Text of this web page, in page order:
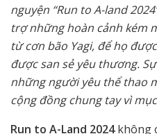
nguyện “Run to A-land
trợ những hoàn cảnh kém
từ cơn bão Yagi, để họ
được san sẻ yêu thương.
những người yêu thể thao
cộng đồng chung tay vì
Run to A-Land 2024không